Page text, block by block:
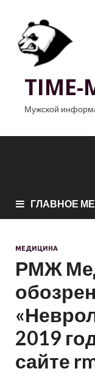
TIME-
Мужской
ГЛАВНОЕ
МЕДИЦИНА
РМЖ
2019
сайте